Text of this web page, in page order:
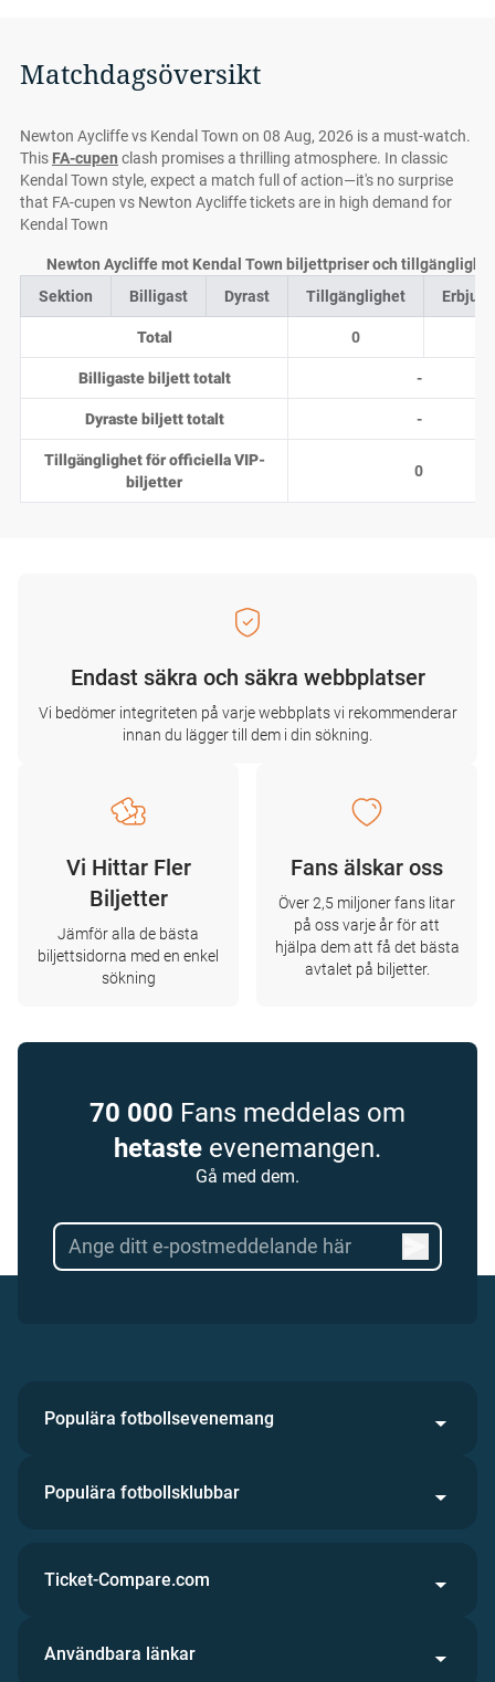
Matchdagsöversikt
Newton Aycliffe vs Kendal Town on 08 Aug, 2026 is a must-watch.
This FA-cupen clash promises a thrilling atmosphere. In classic
Kendal Town style, expect a match full of action—it's no surprise
that FA-cupen vs Newton Aycliffe tickets are in high demand for
Kendal Town
Sektion Billigast Dyrast Tillgänglighet
Total 0
Billigaste biljett totalt -
Dyraste biljett totalt -
Tillgänglighet för officiella VIP-
biljetter
0
Newton Aycliffe mot Kendal Town biljettpriser och
Endast säkra och säkra webbplatser
Vi bedömer integriteten på varje webbplats vi rekommenderar
innan du lägger till dem i din sökning.
Vi Hittar Fler
Biljetter
Jämför alla de bästa
biljettsidorna med en enkel
sökning
Fans älskar oss
Över 2,5 miljoner fans litar
på oss varje år för att
hjälpa dem att få det bästa
avtalet på biljetter.
70 000 Fans meddelas om
hetaste evenemangen.
Gå med dem.
Populära fotbollsevenemang
Populära fotbollsklubbar
Ticket-Compare.com
Användbara länkar